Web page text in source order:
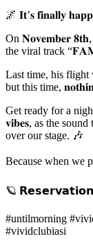
🌌 𝐈𝐭’𝐬 𝐟𝐢𝐧𝐚𝐥𝐥𝐲
On 𝐍𝐨𝐯𝐞𝐦𝐛𝐞𝐫
the viral track
Last time, his flight
but this time,
Get ready for a
𝐯𝐢𝐛𝐞𝐬, as the sound
over our stage. 🎶
Because when we
🪐
#untilmorning
#vividclubiasi